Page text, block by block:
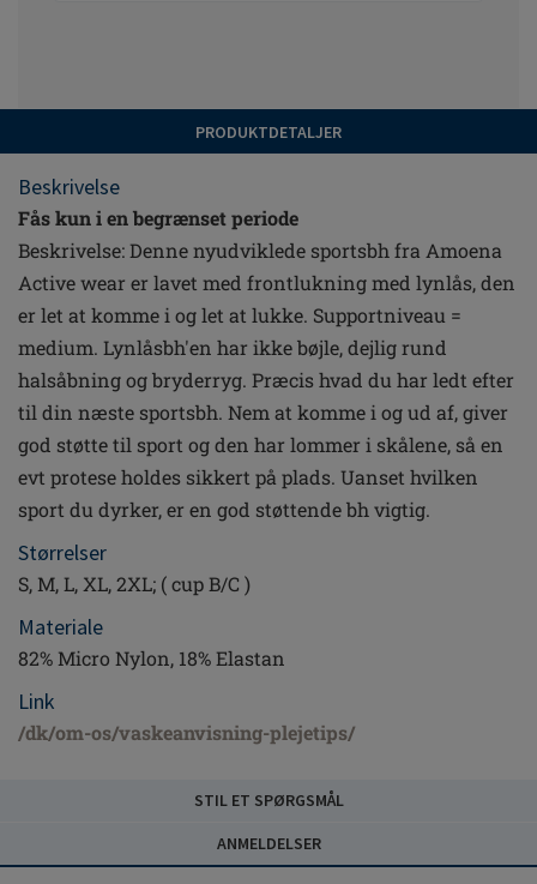
Vær informeret
PRODUKTDETALJER
Beskrivelse
Fås kun i en begrænset periode
Beskrivelse: Denne nyudviklede sportsbh fra Amoena
Active wear er lavet med frontlukning med lynlås, den
er let at komme i og let at lukke. Supportniveau =
medium. Lynlåsbh'en har ikke bøjle, dejlig rund
halsåbning og bryderryg. Præcis hvad du har ledt efter
til din næste sportsbh. Nem at komme i og ud af, giver
god støtte til sport og den har lommer i skålene, så en
evt protese holdes sikkert på plads. Uanset hvilken
sport du dyrker, er en god støttende bh vigtig.
Størrelser
S, M, L, XL, 2XL; ( cup B/C )
Materiale
82% Micro Nylon, 18% Elastan
Link
/dk/om-os/vaskeanvisning-plejetips/
STIL ET SPØRGSMÅL
ANMELDELSER